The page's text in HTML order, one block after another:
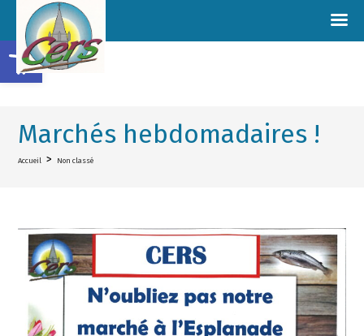
Marchés hebdomadaires !
Accueil > Non classé
Ouvrir la barre d’outils